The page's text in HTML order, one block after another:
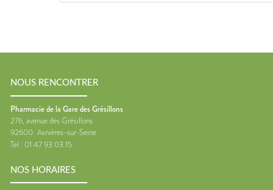
NOUS RENCONTRER
Pharmacie de la Gare des Grésillons
276, avenue des Grésillons
92600 Asnières-sur-Seine
Tel : 01 47 93 03 15
NOS HORAIRES